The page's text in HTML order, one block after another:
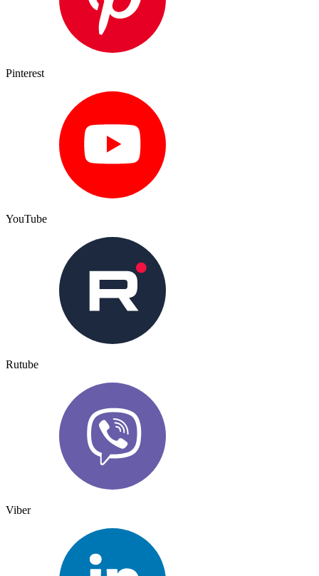
Pinterest
YouTube
Rutube
Viber